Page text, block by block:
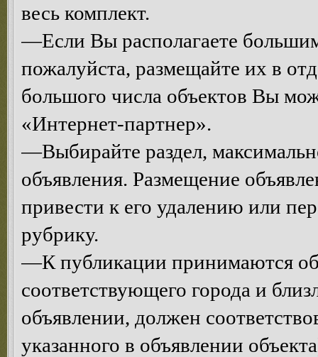
весь комплект.
—Если Вы располагаете
пожалуйста, размещайте их в
большого числа объектов Вы
«Интернет-партнер».
—Выбирайте раздел,
объявления. Размещение
привести к его удалению или
рубрику.
—К публикации принимаются
соответствующего города и
объявлении, должен
указанного в объявлении